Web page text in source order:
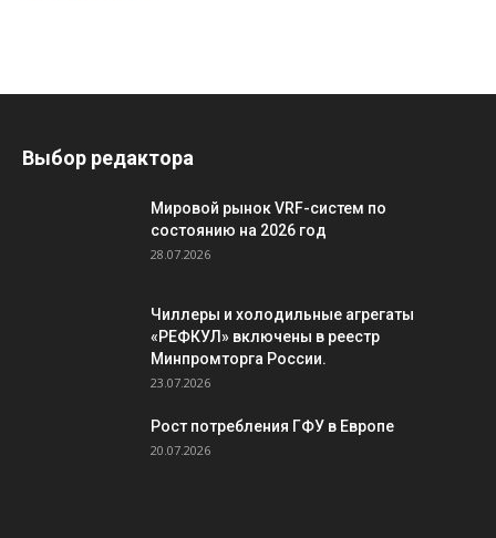
Выбор редактора
Мировой рынок VRF-систем по
состоянию на 2026 год
28.07.2026
Чиллеры и холодильные агрегаты
«РЕФКУЛ» включены в реестр
Минпромторга России.
23.07.2026
Рост потребления ГФУ в Европе
20.07.2026